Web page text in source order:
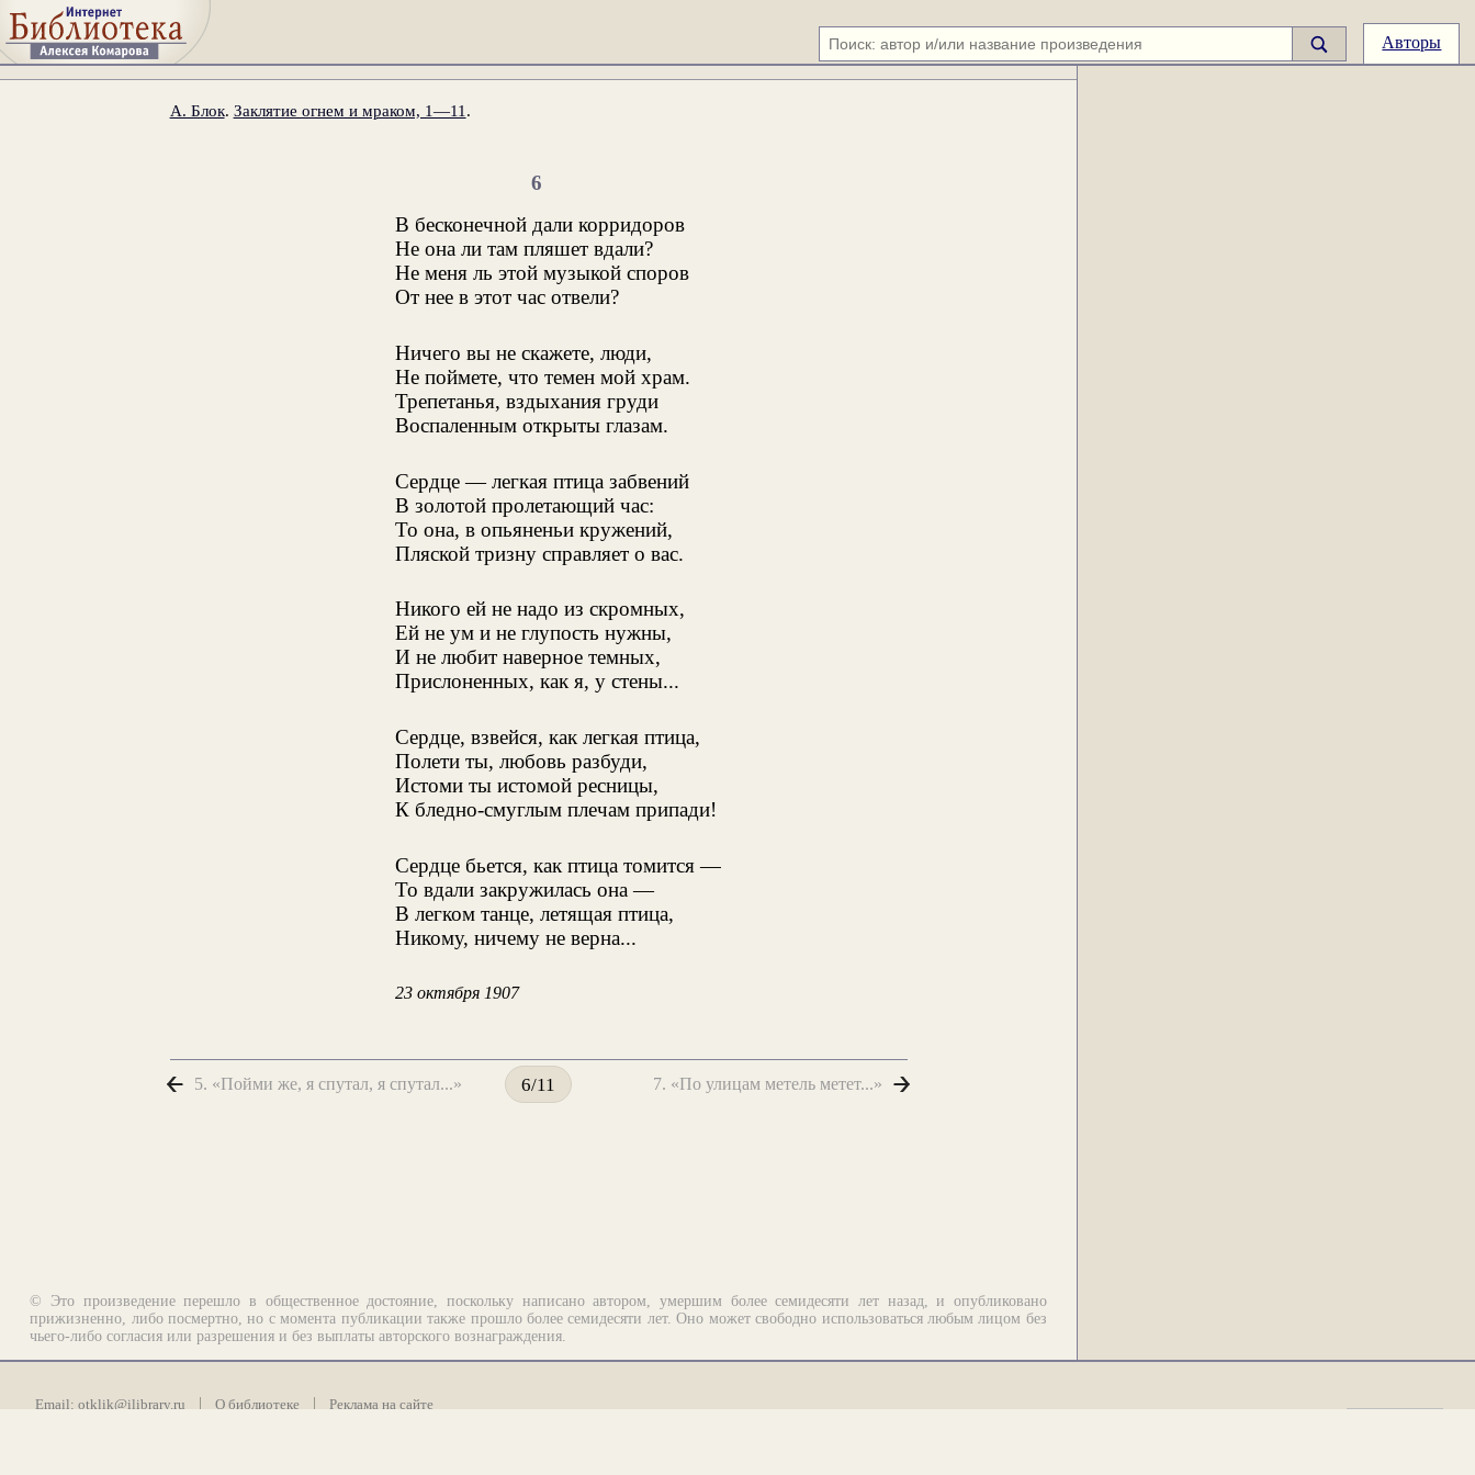
Авторы
А. Блок. Заклятие огнем и мраком, 1—11 .
6
В бесконечной дали корридоров
Не она ли там пляшет вдали?
Не меня ль этой музыкой споров
От нее в этот час отвели?
Ничего вы не скажете, люди,
Не поймете, что темен мой храм.
Трепетанья, вздыхания груди
Воспаленным открыты глазам.
Сердце — легкая птица забвений
В золотой пролетающий час:
То она, в опьяненьи кружений,
Пляской тризну справляет о вас.
Никого ей не надо из скромных,
Ей не ум и не глупость нужны,
И не любит наверное темных,
Прислоненных, как я, у стены...
Сердце, взвейся, как легкая птица,
Полети ты, любовь разбуди,
Истоми ты истомой ресницы,
К бледно-смуглым плечам припади!
Сердце бьется, как птица томится —
То вдали закружилась она —
В легком танце, летящая птица,
Никому, ничему не верна...
23 октября 1907
5. «Пойми же, я спутал, я спутал...» 6/11 7. «По улицам метель метет...»
© Это произведение перешло в общественное достояние, поскольку написано автором, умершим более семидесяти лет назад, и опубликовано
прижизненно, либо посмертно, но с момента публикации также прошло более семидесяти лет. Оно может свободно использоваться любым лицом без
чьего-либо согласия или разрешения и без выплаты авторского вознаграждения.
Email: otklik@ilibrary.ru О библиотеке Реклама на сайте